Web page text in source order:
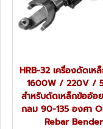
HRB-32 เครื่องดัดเห
1600W / 220V /
สำหรับดัดเหล็กข้ออ้อ
กลม 90-135 องศา
Rebar Bender